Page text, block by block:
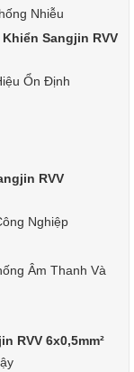
Nhiễu
Sangjin RVV
Ổn Định
RVV
Nghiệp
Âm Thanh Và
RVV 6x0,5mm²